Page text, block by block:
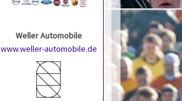
Weller Automobile
www.weller-automobile.de